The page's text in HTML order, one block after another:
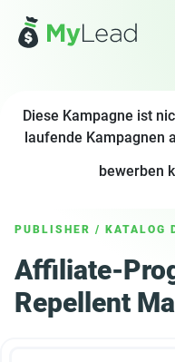
Diese Kampagne ist
laufende Kampagnen
bewerben
PUBLISHER / KATALOG
Affiliate-
Repellent